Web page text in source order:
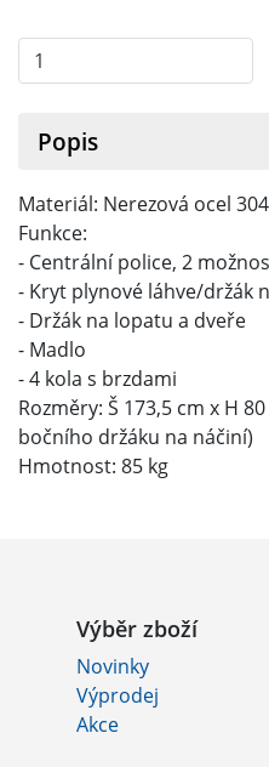
Popis
Materiál: Nerezová ocel
Funkce:
- Centrální police, 2
- Kryt plynové láhve/držák
- Držák na lopatu a dveře
- Madlo
- 4 kola s brzdami
Rozměry: Š 173,5 cm x H
bočního držáku na náčiní)
Hmotnost: 85 kg
Výběr zboží
Novinky
Výprodej
Akce